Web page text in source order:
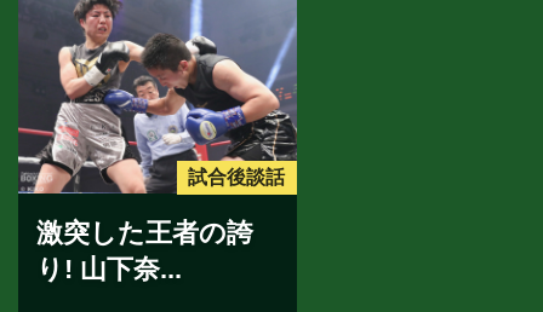
試合後談話
激突した王者の誇
り! 山下奈...